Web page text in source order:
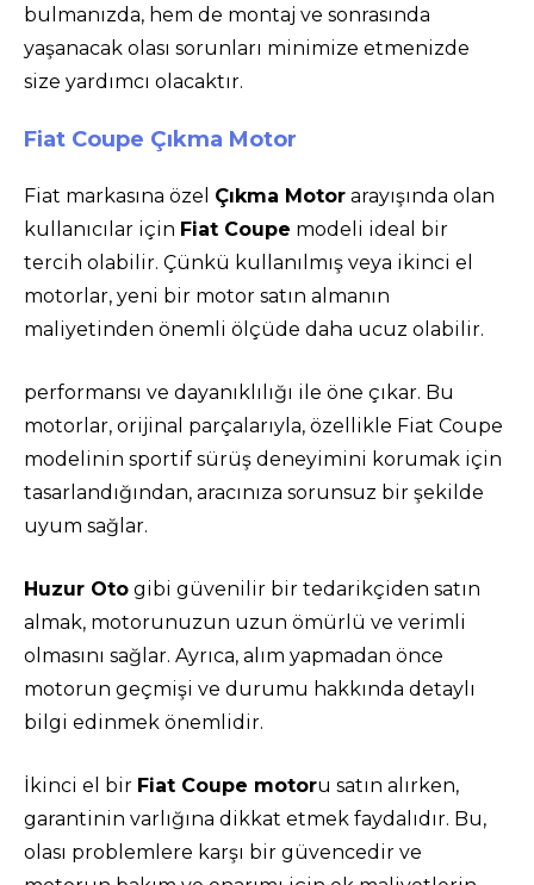
bulmanızda, hem de montaj ve sonrasında
yaşanacak olası sorunları minimize etmenizde
size yardımcı olacaktır.
Fiat Coupe Çıkma Motor
Fiat markasına özel Çıkma Motor arayışında olan
kullanıcılar için Fiat Coupe modeli ideal bir
tercih olabilir. Çünkü kullanılmış veya ikinci el
motorlar, yeni bir motor satın almanın
maliyetinden önemli ölçüde daha ucuz olabilir.
performansı ve dayanıklılığı ile öne çıkar. Bu
motorlar, orijinal parçalarıyla, özellikle Fiat Coupe
modelinin sportif sürüş deneyimini korumak için
tasarlandığından, aracınıza sorunsuz bir şekilde
uyum sağlar.
Huzur Oto gibi güvenilir bir tedarikçiden satın
almak, motorunuzun uzun ömürlü ve verimli
olmasını sağlar. Ayrıca, alım yapmadan önce
motorun geçmişi ve durumu hakkında detaylı
bilgi edinmek önemlidir.
İkinci el bir Fiat Coupe motoru satın alırken,
garantinin varlığına dikkat etmek faydalıdır. Bu,
olası problemlere karşı bir güvencedir ve